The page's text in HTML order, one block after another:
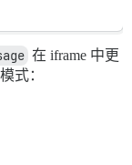
在 iframe 中更
式：